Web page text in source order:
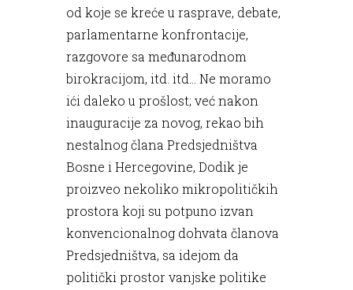
od koje se kreće u rasprave, debate,
parlamentarne konfrontacije,
razgovore sa međunarodnom
birokracijom, itd. itd… Ne moramo
ići daleko u prošlost; već nakon
inauguracije za novog, rekao bih
nestalnog člana Predsjedništva
Bosne i Hercegovine, Dodik je
proizveo nekoliko mikropolitičkih
prostora koji su potpuno izvan
konvencionalnog dohvata članova
Predsjedništva, sa idejom da
politički prostor vanjske politike